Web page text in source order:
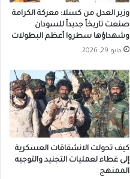
وزير العدل من كسلا: معركة الكرامة
صنعت تاريخاً جديداً للسودان
وشهداؤها سطروا أعظم البطولات
مايو 29, 2026
كيف تحولت الانشقاقات العسكرية
إلى غطاء لعمليات التجنيد والتوجيه
الممنهج